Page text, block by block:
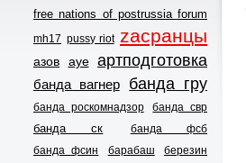
free nations of postrussia forum
mh17 pussy riot zасранцы
азов ауе артподготовка
банда вагнер банда гру
банда роскомнадзор банда свр
банда ск
банда фсб
банда фсин
барабаш
березин